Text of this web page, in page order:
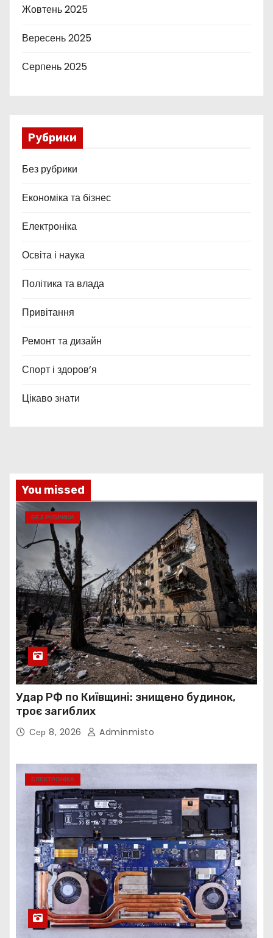
Жовтень 2025
Вересень 2025
Серпень 2025
Рубрики
Без рубрики
Економіка та бізнес
Електроніка
Освіта і наука
Політика та влада
Привітання
Ремонт та дизайн
Спорт і здоров’я
Цікаво знати
You missed
БЕЗ РУБРИКИ
Удар РФ по Київщині: знищено будинок,
троє загиблих
Сер 8, 2026 Adminmisto
ЕЛЕКТРОНІКА